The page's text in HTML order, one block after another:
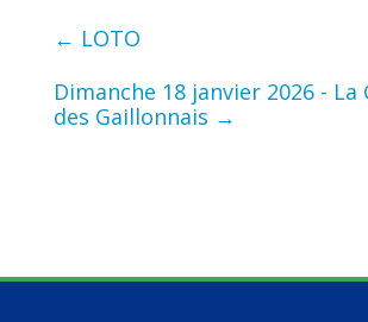
← LOTO
Dimanche 18 janvier 2026 - La
des Gaillonnais →